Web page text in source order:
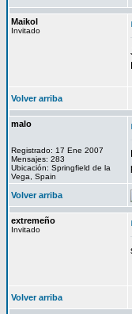
Maikol
Invitado
Volver arriba
malo
Registrado: 17 Ene 2007
Mensajes: 283
Ubicación: Springfield de la
Vega, Spain
Volver arriba
extremeño
Invitado
Volver arriba